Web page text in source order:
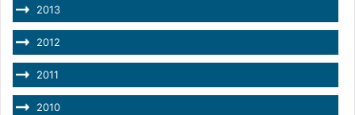
2013
2012
2011
2010